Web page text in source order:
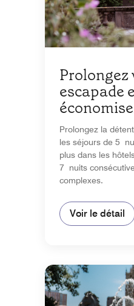
Prolongez
escapade
Prolongez la
les séjours de 5
plus dans les
7 nuits
complexes.
Voir le détail